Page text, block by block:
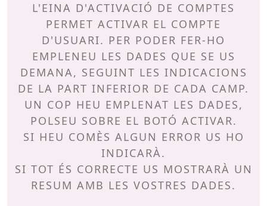
L'EINA D'ACTIVACIÓ DE COMPTES
PERMET ACTIVAR EL COMPTE
D'USUARI. PER PODER FER-HO
EMPLENEU LES DADES QUE SE US
DEMANA, SEGUINT LES INDICACIONS
DE LA PART INFERIOR DE CADA CAMP.
UN COP HEU EMPLENAT LES DADES,
POLSEU SOBRE EL BOTÓ ACTIVAR.
SI HEU COMÈS ALGUN ERROR US HO
INDICARÀ.
SI TOT ÉS CORRECTE US MOSTRARÀ UN
RESUM AMB LES VOSTRES DADES.